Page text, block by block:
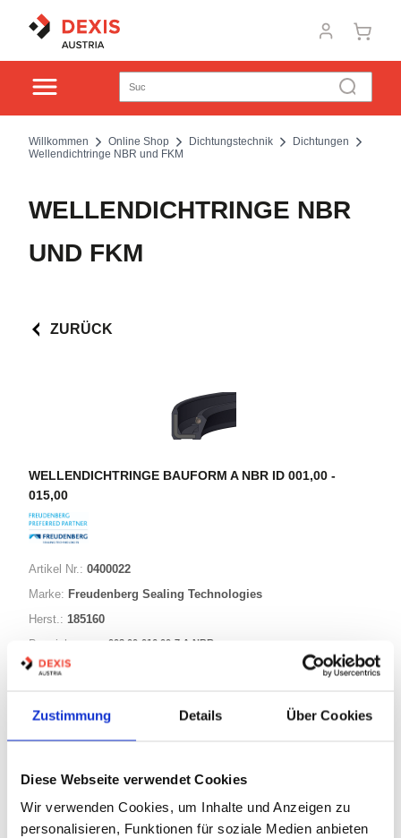
Zustimmung Details Über Cookies
Diese Webseite verwendet Cookies
Wir verwenden Cookies, um Inhalte und Anzeigen zu
personalisieren, Funktionen für soziale Medien anbieten
Willkommen Online Shop Dichtungstechnik
Dichtungen
Wellendichtringe NBR und FKM
WELLENDICHTRINGE NBR
UND FKM
ZURÜCK
WELLENDICHTRINGE BAUFORM A NBR ID 001,00 -
015,00
Artikel Nr.: 0400022
Marke: Freudenberg Sealing Technologies
Herst.: 185160
Bezeichnung:
008,00-016,00-7 A NBR
Innen Ø:
Bauform: A
125 Varianten
STK Warenkorb